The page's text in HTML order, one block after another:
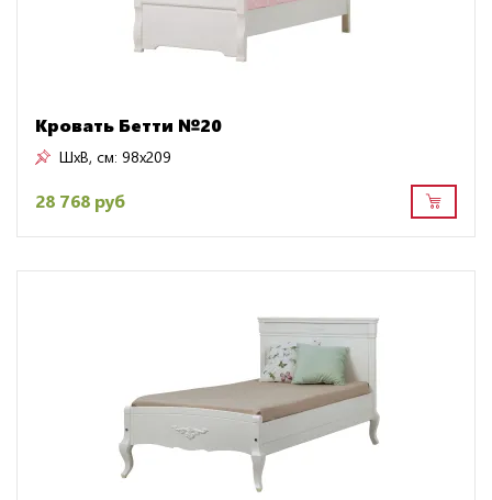
Кровать Бетти №20
ШxВ, см: 98x209
28 768 руб